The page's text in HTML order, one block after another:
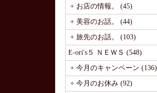
+ お店の情報。 (45)
+ 美容のお話。 (44)
+ 旅先のお話。 (103)
E-ori's５ ＮＥＷＳ (548)
+ 今月のキャンペーン (136)
+ 今月のお休み (92)